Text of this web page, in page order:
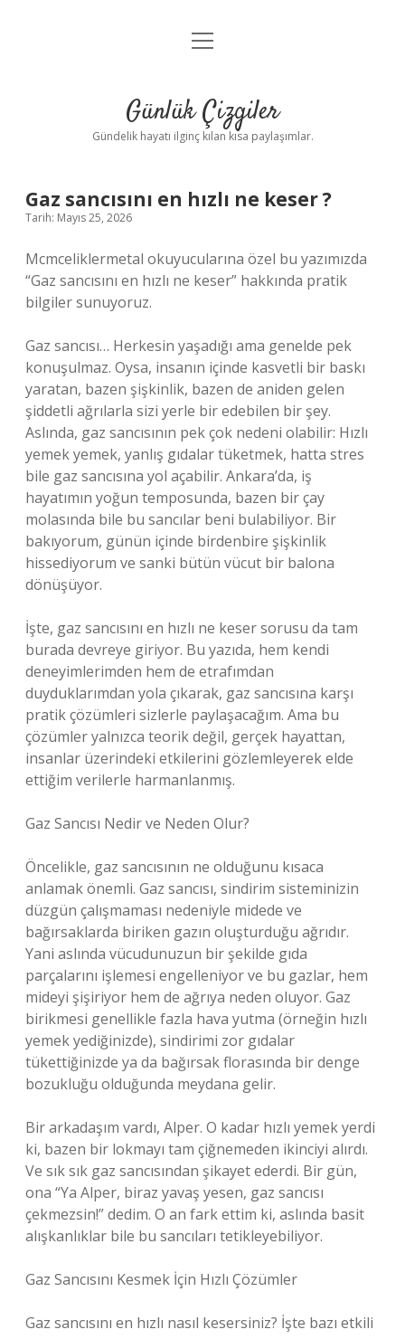
Anasayfa
Yasal Uyarı
menüyü
Günlük Çizgiler
Gündelik hayatı ilginç kılan kısa paylaşımlar.
Gaz sancısını en hızlı ne keser ?
Tarih: Mayıs 25, 2026
Mcmceliklermetal okuyucularına özel bu yazımızda
“Gaz sancısını en hızlı ne keser” hakkında pratik
bilgiler sunuyoruz.
Gaz sancısı… Herkesin yaşadığı ama genelde pek
konuşulmaz. Oysa, insanın içinde kasvetli bir baskı
yaratan, bazen şişkinlik, bazen de aniden gelen
şiddetli ağrılarla sizi yerle bir edebilen bir şey.
Aslında, gaz sancısının pek çok nedeni olabilir: Hızlı
yemek yemek, yanlış gıdalar tüketmek, hatta stres
bile gaz sancısına yol açabilir. Ankara’da, iş
hayatımın yoğun temposunda, bazen bir çay
molasında bile bu sancılar beni bulabiliyor. Bir
bakıyorum, günün içinde birdenbire şişkinlik
hissediyorum ve sanki bütün vücut bir balona
dönüşüyor.
İşte, gaz sancısını en hızlı ne keser sorusu da tam
burada devreye giriyor. Bu yazıda, hem kendi
deneyimlerimden hem de etrafımdan
duyduklarımdan yola çıkarak, gaz sancısına karşı
pratik çözümleri sizlerle paylaşacağım. Ama bu
çözümler yalnızca teorik değil, gerçek hayattan,
insanlar üzerindeki etkilerini gözlemleyerek elde
ettiğim verilerle harmanlanmış.
Gaz Sancısı Nedir ve Neden Olur?
Öncelikle, gaz sancısının ne olduğunu kısaca
anlamak önemli. Gaz sancısı, sindirim sisteminizin
düzgün çalışmaması nedeniyle midede ve
bağırsaklarda biriken gazın oluşturduğu ağrıdır.
Yani aslında vücudunuzun bir şekilde gıda
parçalarını işlemesi engelleniyor ve bu gazlar, hem
mideyi şişiriyor hem de ağrıya neden oluyor. Gaz
birikmesi genellikle fazla hava yutma (örneğin hızlı
yemek yediğinizde), sindirimi zor gıdalar
tükettiğinizde ya da bağırsak florasında bir denge
bozukluğu olduğunda meydana gelir.
Bir arkadaşım vardı, Alper. O kadar hızlı yemek yerdi
ki, bazen bir lokmayı tam çiğnemeden ikinciyi alırdı.
Ve sık sık gaz sancısından şikayet ederdi. Bir gün,
ona “Ya Alper, biraz yavaş yesen, gaz sancısı
çekmezsin!” dedim. O an fark ettim ki, aslında basit
alışkanlıklar bile bu sancıları tetikleyebiliyor.
Gaz Sancısını Kesmek İçin Hızlı Çözümler
Gaz sancısını en hızlı nasıl kesersiniz? İşte bazı etkili